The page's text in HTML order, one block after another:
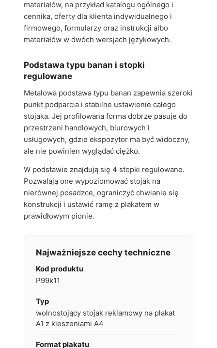
materiałów, na przykład katalogu ogólnego i
cennika, oferty dla klienta indywidualnego i
firmowego, formularzy oraz instrukcji albo
materiałów w dwóch wersjach językowych.
Podstawa typu banan i stopki
regulowane
Metalowa podstawa typu banan zapewnia szeroki
punkt podparcia i stabilne ustawienie całego
stojaka. Jej profilowana forma dobrze pasuje do
przestrzeni handlowych, biurowych i
usługowych, gdzie ekspozytor ma być widoczny,
ale nie powinien wyglądać ciężko.
W podstawie znajdują się 4 stopki regulowane.
Pozwalają one wypoziomować stojak na
nierównej posadzce, ograniczyć chwianie się
konstrukcji i ustawić ramę z plakatem w
prawidłowym pionie.
Najważniejsze cechy techniczne
Kod produktu
P99k11
Typ
wolnostojący stojak reklamowy na plakat
A1 z kieszeniami A4
Format plakatu